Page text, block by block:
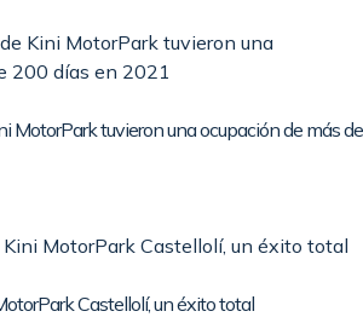
MotorPark tuvieron una ocupación de más de
Castellolí, un éxito total